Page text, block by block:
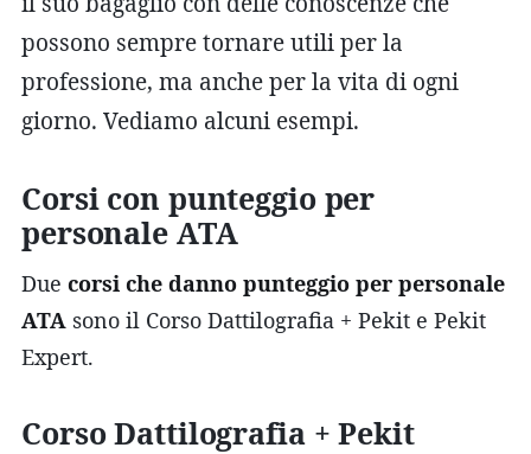
possono sempre tornare utili per la
professione, ma anche per la vita di ogni
giorno. Vediamo alcuni esempi.
Corsi con punteggio per
personale ATA
Due corsi che danno punteggio per personale
ATA sono il Corso Dattilografia + Pekit e Pekit
Expert.
Corso Dattilografia + Pekit